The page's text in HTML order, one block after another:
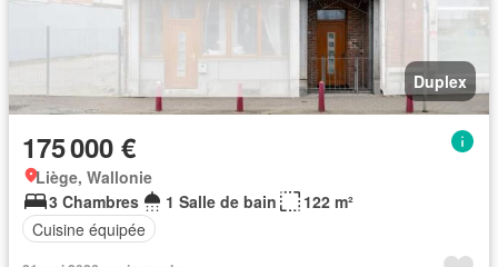
Duplex
175 000 €
Liège, Wallonie
3 Chambres
1 Salle de bain
122 m²
Cuisine équipée